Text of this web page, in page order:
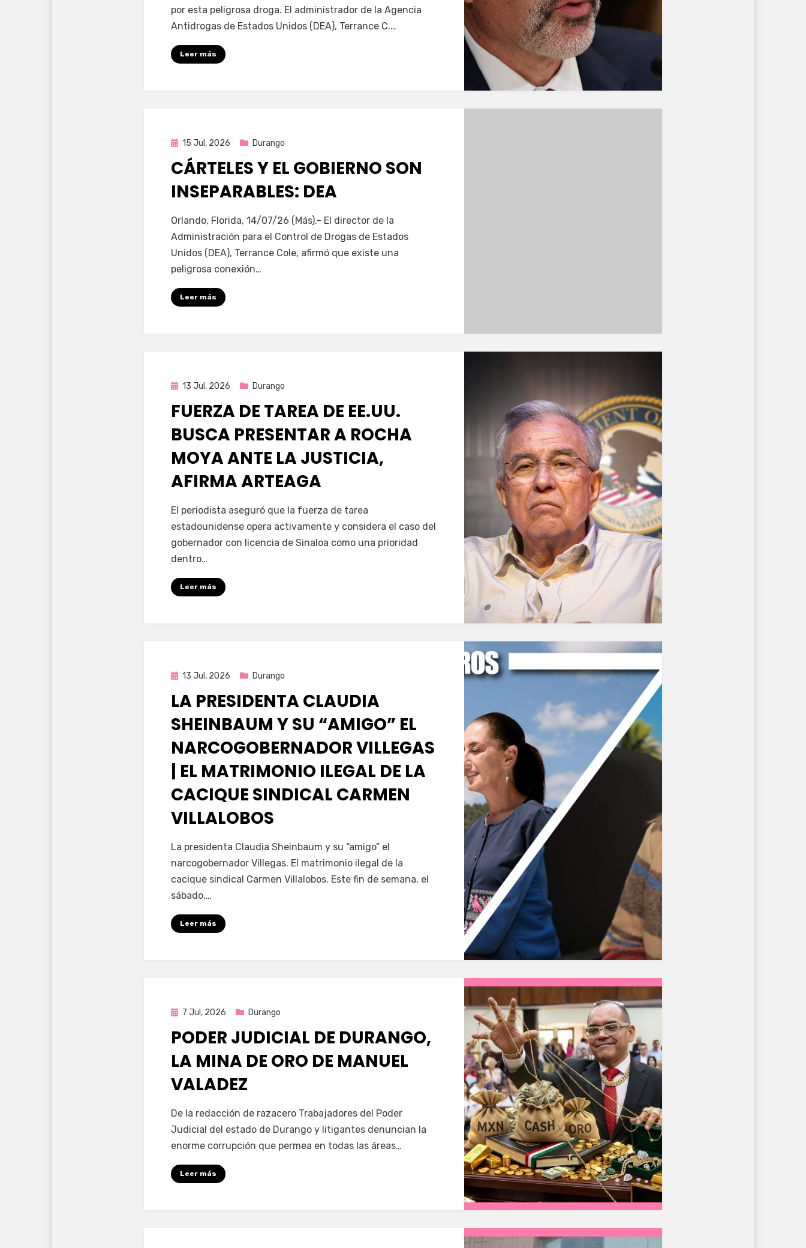
por esta peligrosa droga. El administrador de la Agencia
Antidrogas de Estados Unidos (DEA), Terrance C.…
Leer más
Publicada
15 Jul, 2026 Durango
CÁRTELES Y EL GOBIERNO SON
INSEPARABLES: DEA
porFernando Miranda Servín
Orlando, Florida, 14/07/26 (Más).- El director de la
Administración para el Control de Drogas de Estados
Unidos (DEA), Terrance Cole, afirmó que existe una
peligrosa conexión…
Leer más
Publicada
13 Jul, 2026 Durango
FUERZA DE TAREA DE EE.UU.
BUSCA PRESENTAR A ROCHA
MOYA ANTE LA JUSTICIA,
AFIRMA ARTEAGA
porFernando Miranda Servín
El periodista aseguró que la fuerza de tarea
estadounidense opera activamente y considera el caso del
gobernador con licencia de Sinaloa como una prioridad
dentro…
Leer más
Publicada
13 Jul, 2026 Durango
LA PRESIDENTA CLAUDIA
SHEINBAUM Y SU “AMIGO” EL
NARCOGOBERNADOR VILLEGAS
| EL MATRIMONIO ILEGAL DE LA
CACIQUE SINDICAL CARMEN
VILLALOBOS
porFernando Miranda Servín
La presidenta Claudia Sheinbaum y su “amigo” el
narcogobernador Villegas. El matrimonio ilegal de la
cacique sindical Carmen Villalobos. Este fin de semana, el
sábado,…
Leer más
Publicada
7 Jul, 2026 Durango
PODER JUDICIAL DE DURANGO,
LA MINA DE ORO DE MANUEL
VALADEZ
porFernando Miranda Servín
De la redacción de razacero Trabajadores del Poder
Judicial del estado de Durango y litigantes denuncian la
enorme corrupción que permea en todas las áreas…
Leer más